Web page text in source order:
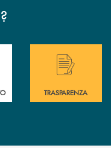
?
immediata?
Hai bisogno di
TRASPARENZA